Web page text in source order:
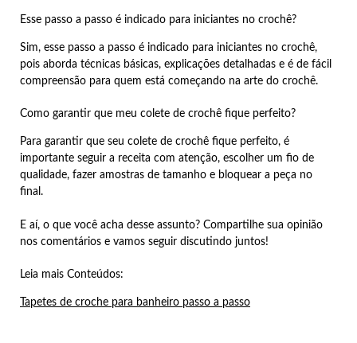
Esse passo a passo é indicado para iniciantes no crochê?
Sim, esse passo a passo é indicado para iniciantes no crochê,
pois aborda técnicas básicas, explicações detalhadas e é de fácil
compreensão para quem está começando na arte do crochê.
Como garantir que meu colete de crochê fique perfeito?
Para garantir que seu colete de crochê fique perfeito, é
importante seguir a receita com atenção, escolher um fio de
qualidade, fazer amostras de tamanho e bloquear a peça no
final.
E aí, o que você acha desse assunto? Compartilhe sua opinião
nos comentários e vamos seguir discutindo juntos!
Leia mais Conteúdos:
Tapetes de croche para banheiro passo a passo